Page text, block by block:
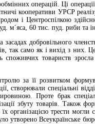
операцій. Ці
кооперативи УРСР
і Центроспілкою
м´яса, 60 тис. пуд. риби та
добровільного
так само як і вихід з них.
товариств зросла
за її розвитком
створювали спеціальні
Проте брак
збуту товарів. Також
організацією трести
утворено Всеукраїнське